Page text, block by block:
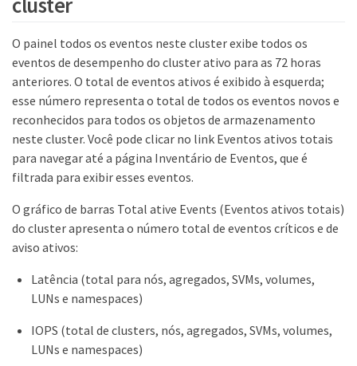
O painel todos os eventos neste cluster exibe todos os
eventos de desempenho do cluster ativo para as 72 horas
anteriores. O total de eventos ativos é exibido à esquerda;
esse número representa o total de todos os eventos novos e
reconhecidos para todos os objetos de armazenamento
neste cluster. Você pode clicar no link Eventos ativos totais
para navegar até a página Inventário de Eventos, que é
filtrada para exibir esses eventos.
O gráfico de barras Total ative Events (Eventos ativos totais)
do cluster apresenta o número total de eventos críticos e de
aviso ativos:
Latência (total para nós, agregados, SVMs, volumes,
LUNs e namespaces)
IOPS (total de clusters, nós, agregados, SVMs, volumes,
LUNs e namespaces)